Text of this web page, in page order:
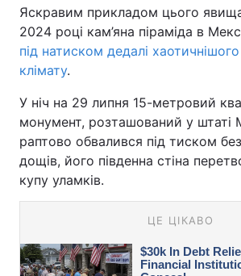
Яскравим прикладом цього
2024 році кам’яна піраміда в
під натиском дедалі
клімату.
У ніч на 29 липня 15-метровий
монумент, розташований у штаті
раптово обвалився під тиском
дощів, його південна стіна
купу уламків.